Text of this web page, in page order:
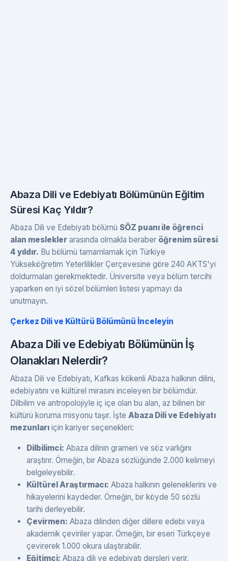
Abaza Dili ve Edebiyatı Bölümünün Eğitim
Süresi Kaç Yıldır?
Abaza Dili ve Edebiyatı bölümü SÖZ puanı ile öğrenci
alan meslekler arasında olmakla beraber öğrenim süresi
4 yıldır. Bu bölümü tamamlamak için Türkiye
Yükseköğretim Yeterlilikler Çerçevesine göre 240 AKTS'yi
doldurmaları gerekmektedir. Üniversite veya bölüm tercihi
yaparken en iyi sözel bölümleri listesi yapmayı da
unutmayın.
Çerkez Dili ve Kültürü Bölümünü İnceleyin
Abaza Dili ve Edebiyatı Bölümünün İş
Olanakları Nelerdir?
Abaza Dili ve Edebiyatı, Kafkas kökenli Abaza halkının dilini,
edebiyatını ve kültürel mirasını inceleyen bir bölümdür.
Dilbilim ve antropolojiyle iç içe olan bu alan, az bilinen bir
kültürü koruma misyonu taşır. İşte Abaza Dili ve Edebiyatı
mezunları için kariyer seçenekleri:
Dilbilimci: Abaza dilinin grameri ve söz varlığını
araştırır. Örneğin, bir Abaza sözlüğünde 2.000 kelimeyi
belgeleyebilir.
Kültürel Araştırmacı: Abaza halkının geleneklerini ve
hikayelerini kaydeder. Örneğin, bir köyde 50 sözlü
tarihi derleyebilir.
Çevirmen: Abaza dilinden diğer dillere edebi veya
akademik çeviriler yapar. Örneğin, bir eseri Türkçeye
çevirerek 1.000 okura ulaştırabilir.
Eğitimci: Abaza dili ve edebiyatı dersleri verir.